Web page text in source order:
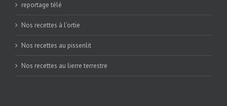
reportage télé
Nos recettes à l’ortie
Nos recettes au pissenlit
Nos recettes au lierre terrestre